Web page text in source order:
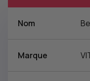
Nom
Marque